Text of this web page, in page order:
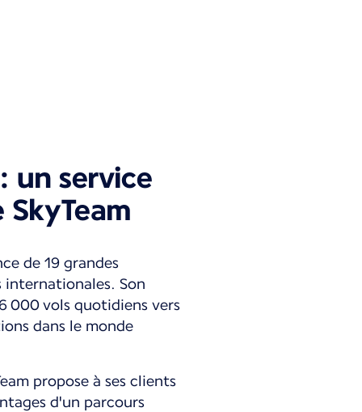
un service
de 19 grandes
internationales. Son
000 vols quotidiens vers
dans le monde
propose à ses clients
d'un parcours